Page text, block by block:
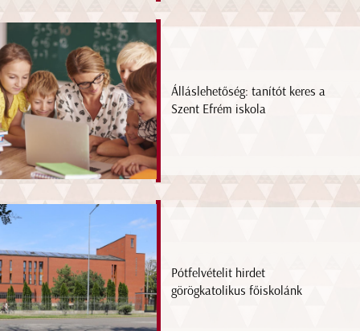
Álláslehetőség: tanítót keres a
Szent Efrém iskola
Pótfelvételit hirdet
görögkatolikus főiskolánk